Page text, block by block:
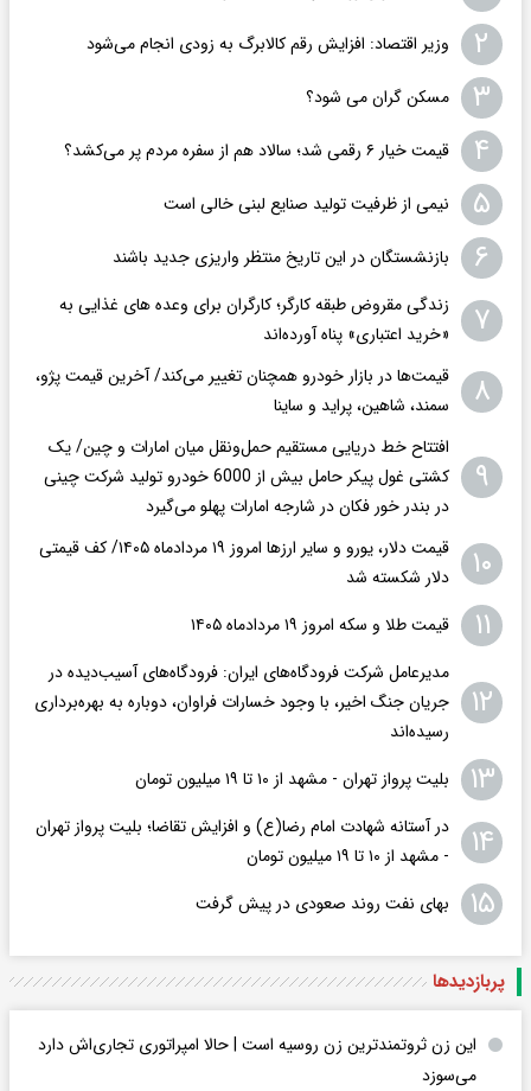
۲ وزیر اقتصاد: افزایش رقم کالابرگ به زودی انجام می‌شود
۳ مسکن گران می شود؟
۴ قیمت خیار ۶ رقمی شد؛ سالاد هم از سفره مردم پر می‌کشد؟
۵ نیمی از ظرفیت تولید صنایع لبنی خالی است
۶ بازنشستگان در این تاریخ منتظر واریزی جدید باشند
۷
زندگی مقروض طبقه کارگر؛ کارگران برای وعده های غذایی به
«خرید اعتباری» پناه آورده‌اند
۸
قیمت‌ها در بازار خودرو همچنان تغییر می‌کند/ آخرین قیمت پژو،
سمند، شاهین، پراید و ساینا
۹
افتتاح خط دریایی مستقیم حمل‌ونقل میان امارات و چین/ یک
کشتی غول پیکر حامل بیش از 6000 خودرو تولید شرکت چینی
در بندر خور فکان در شارجه امارات پهلو می‌گیرد
۱۰
قیمت دلار، یورو و سایر ارزها امروز ۱۹ مردادماه ۱۴۰۵/ کف قیمتی
دلار شکسته شد
۱۱ قیمت طلا و سکه امروز ۱۹ مردادماه ۱۴۰۵
۱۲
مدیرعامل شرکت فرودگاه‌های ایران: فرودگاه‌های آسیب‌دیده در
جریان جنگ اخیر، با وجود خسارات فراوان، دوباره به بهره‌برداری
رسیده‌اند
۱۳ بلیت پرواز تهران - مشهد از ۱۰ تا ۱۹ میلیون تومان
۱۴
در آستانه شهادت امام رضا(ع) و افزایش تقاضا؛ بلیت پرواز تهران
- مشهد از ۱۰ تا ۱۹ میلیون تومان
۱۵ بهای نفت روند صعودی در پیش گرفت
پربازدید‌ها
این زن ثروتمندترین زن روسیه است | حالا امپراتوری تجاری‌اش دارد
می‌سوزد